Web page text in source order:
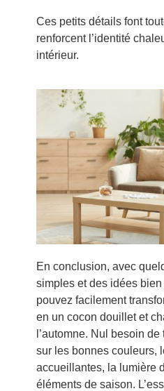
Ces petits détails font
renforcent l’identité
intérieur.
En conclusion, avec
simples et des idées
pouvez facilement
en un cocon douillet et
l’automne. Nul besoin
sur les bonnes couleurs,
accueillantes, la lumière
éléments de saison.